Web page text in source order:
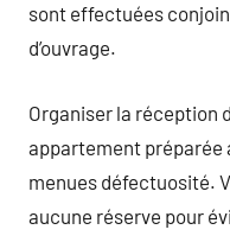
sont effectuées
d’ouvrage.
Organiser la réception
appartement préparée
menues défectuosité.
aucune réserve pour